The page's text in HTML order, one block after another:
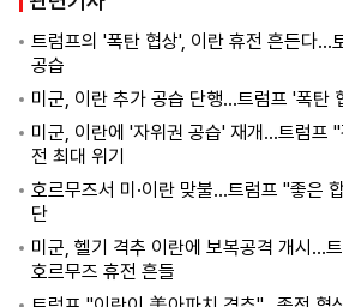
트럼프의 '폭탄 협상', 이란 휴전 흔든다…
공습
미군, 이란 추가 공습 단행…트럼프 '폭탄
미군, 이란에 '자위권 공습' 재개…트럼프
전 최대 위기
호르무즈서 미·이란 맞불…트럼프 "좋은
단
미군, 헬기 격추 이란에 보복공격 개시…
호르무즈 휴전 흔들